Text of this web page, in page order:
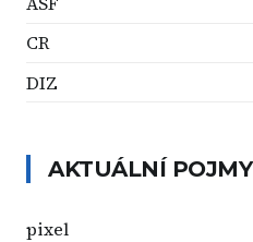
CR
DIZ
AKTUÁLNÍ POJMY
pixel